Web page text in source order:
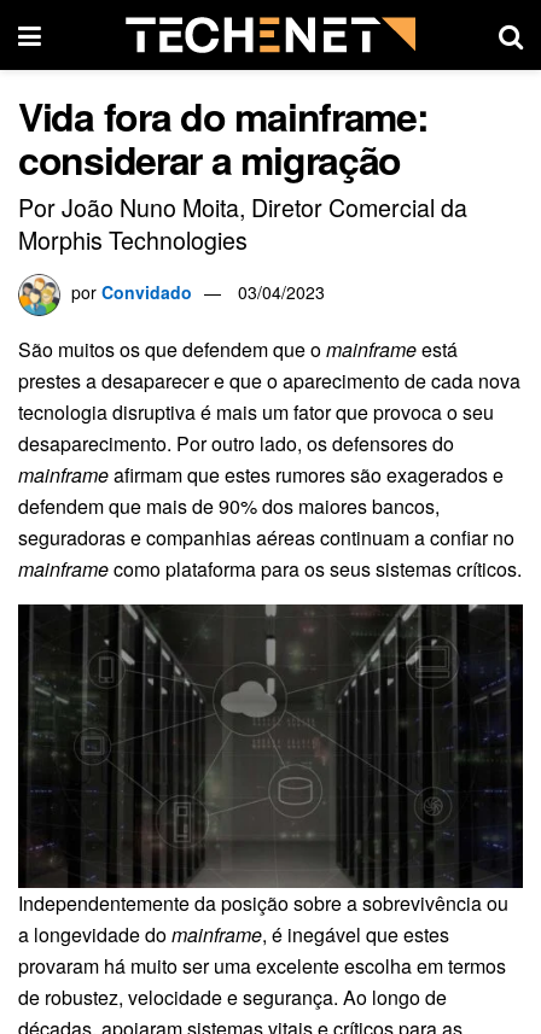
Vida fora do mainframe:
considerar a migração
Por João Nuno Moita, Diretor Comercial da
Morphis Technologies
por Convidado 03/04/2023
São muitos os que defendem que omainframeestá
prestes a desaparecer e que o aparecimento de cada nova
tecnologia disruptiva é mais um fator que provoca o seu
desaparecimento. Por outro lado, os defensores do
mainframeafirmam que estes rumores são exagerados e
defendem que mais de 90% dos maiores bancos,
seguradoras e companhias aéreas continuam a confiar no
mainframecomo plataforma para os seus sistemas críticos.
Independentemente da posição sobre a sobrevivência ou
a longevidade domainframe, é inegável que estes
provaram há muito ser uma excelente escolha em termos
de robustez, velocidade e segurança. Ao longo de
décadas, apoiaram sistemas vitais e críticos para as